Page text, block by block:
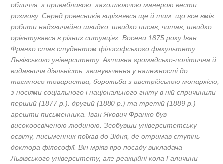
обличчя, з привабливою, захоплюючою манерою вести
розмову. Серед ровесників вирізнявся ще й тим, що все вмів
робити надзвичайно швидко: швидко писав, читав, швидко
орієнтувався в різних ситуаціях. Восени 1875 року Іван
Франко став студентом філософського факультету
Львівського університету. Активна громадсько-політична й
видавнича діяльність, звинувачення у належності до
таємного товариства, боротьба з австрійською монархією,
з носіями соціального і національного гніту в ній спричинили
перший (1877 р.). другий (1880 р.) та третій (1889 р.)
арешти письменника. Іван Якович Франко був
високоосвіченою людиною. Здобувши університетську
освіту, письменник поїхав до Відня, де отримав ступінь
доктора філософії. Він мріяв про посаду викладача
Львівського університету, але реакційні кола Галичини